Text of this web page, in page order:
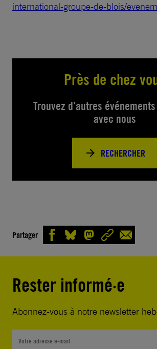
international-groupe-de-blois/
Près de chez
Trouvez d’autres
avec nous
RECHERCHER
Partager
Rester informé·e
Abonnez-vous à notre newsletter